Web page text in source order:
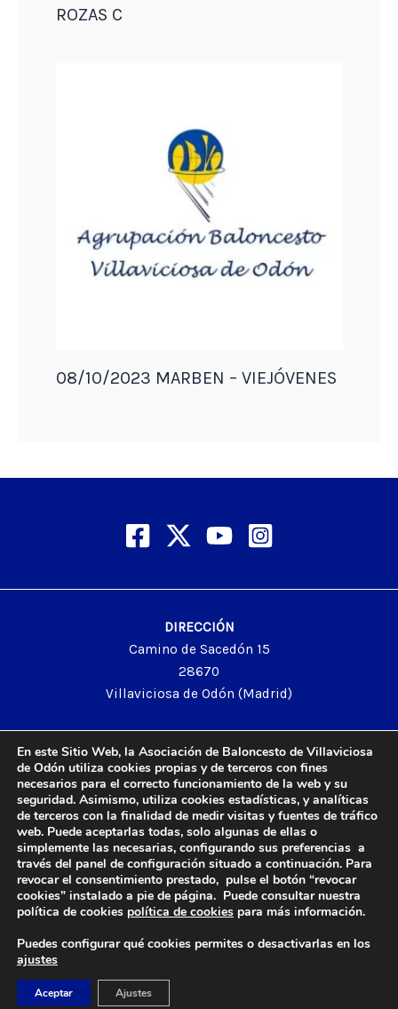
ROZAS C
08/10/2023 MARBEN – VIEJÓVENES
DIRECCIÓN
Camino de Sacedón 15
28670
Villaviciosa de Odón (Madrid)
abvo@baloncestoabvo.com
TELÉFONO
916 657 426
© 2024 Agrupación Baloncesto de Villaviciosa de Odón.
Aviso Legal
Política de Cookies
Diseño y Desarrollo web by
En este Sitio Web, la Asociación de Baloncesto de Villaviciosa
de Odón utiliza cookies propias y de terceros con fines
necesarios para el correcto funcionamiento de la web y su
seguridad. Asimismo, utiliza cookies estadísticas, y analíticas
de terceros con la finalidad de medir visitas y fuentes de tráfico
web. Puede aceptarlas todas, solo algunas de ellas o
simplemente las necesarias, configurando sus preferencias a
través del panel de configuración situado a continuación. Para
revocar el consentimiento prestado, pulse el botón “revocar
cookies” instalado a pie de página. Puede consultar nuestra
política de cookies política de cookies para más información.
Puedes configurar qué cookies permites o desactivarlas en los
ajustes
Aceptar Ajustes